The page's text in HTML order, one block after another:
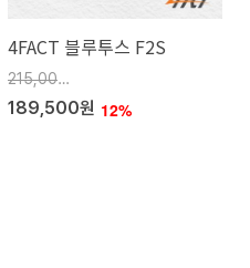
4FACT 블루투스 F2S
215,000원
189,500원 12%